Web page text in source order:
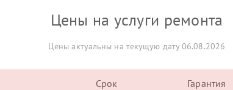
Цены на услуги ремонта
Цены актуальны на текущую дату 06.08.2026
Срок Гарантия